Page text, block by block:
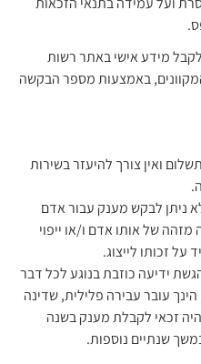
מידע אישי באתר רשות
באמצעות מספר הבקשה
ואין צורך להיעזר בשירות
ניתן לבקש מענק עבור אדם
של אותו אדם ו/או ייפוי
זכותו לייצוג.
ידיעה כוזבת בנוגע לכל דבר
עובר עבירה פלילית, שדינה
זכאי לקבלת מענק בשנה
שנתיים נוספות.